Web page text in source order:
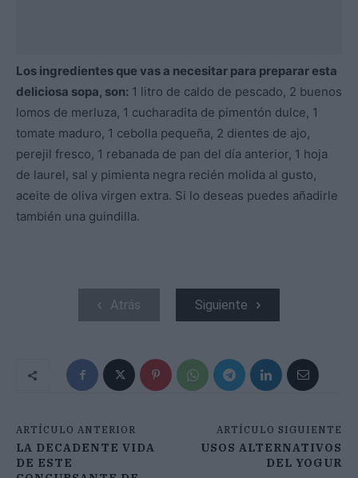
Los ingredientes que vas a necesitar para preparar esta
deliciosa sopa, son: 1 litro de caldo de pescado, 2 buenos
lomos de merluza, 1 cucharadita de pimentón dulce, 1
tomate maduro, 1 cebolla pequeña, 2 dientes de ajo,
perejil fresco, 1 rebanada de pan del día anterior, 1 hoja
de laurel, sal y pimienta negra recién molida al gusto,
aceite de oliva virgen extra. Si lo deseas puedes añadirle
también una guindilla.
Atrás Siguiente
ARTÍCULO ANTERIOR
LA DECADENTE VIDA
DE ESTE
ARTÍCULO SIGUIENTE
USOS ALTERNATIVOS
DEL YOGUR